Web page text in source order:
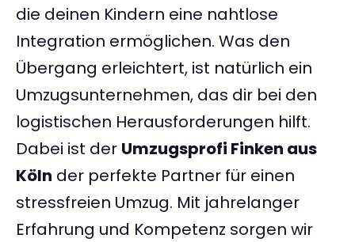
die deinen Kindern eine nahtlose
Integration ermöglichen. Was den
Übergang erleichtert, ist natürlich ein
Umzugsunternehmen, das dir bei den
logistischen Herausforderungen hilft.
Dabei ist der Umzugsprofi Finken aus
Köln der perfekte Partner für einen
stressfreien Umzug. Mit jahrelanger
Erfahrung und Kompetenz sorgen wir